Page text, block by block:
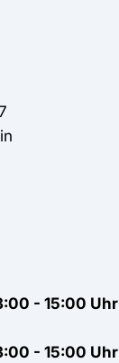
- 15:00 Uhr
- 15:00 Uhr